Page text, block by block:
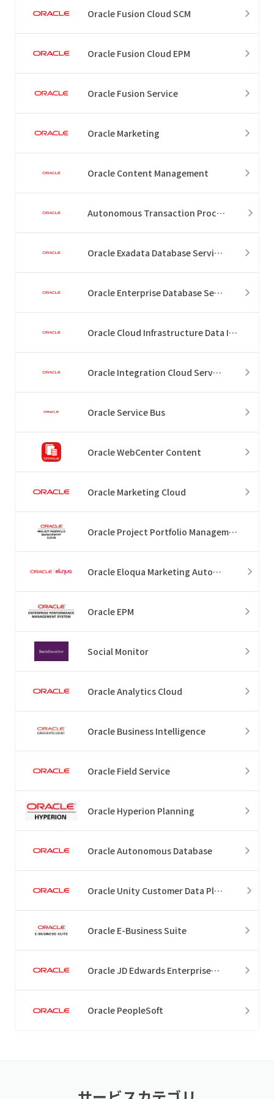
Oracle Fusion Cloud SCM
Oracle Fusion Cloud EPM
Oracle Fusion Service
Oracle Marketing
Oracle Content Management
Autonomous Transaction Processing
Oracle Exadata Database Service
Oracle Enterprise Database Service
Oracle Cloud Infrastructure Data Integration
Oracle Integration Cloud Service
Oracle Service Bus
Oracle WebCenter Content
Oracle Marketing Cloud
Oracle Project Portfolio Management Cloud
Oracle Eloqua Marketing Automation
Oracle EPM
Social Monitor
Oracle Analytics Cloud
Oracle Business Intelligence
Oracle Field Service
Oracle Hyperion Planning
Oracle Autonomous Database
Oracle Unity Customer Data Platform
Oracle E-Business Suite
Oracle JD Edwards EnterpriseOne
Oracle PeopleSoft